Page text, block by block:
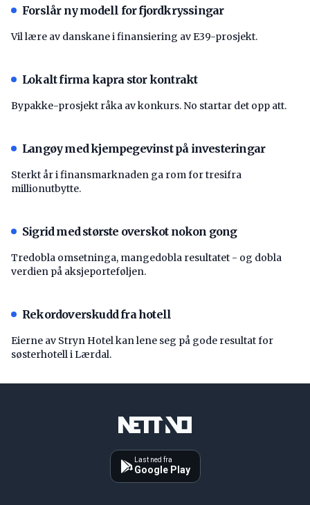
Forslår ny modell for fjordkryssingar
Vil lære av danskane i finansiering av E39-prosjekt.
Lokalt firma kapra stor kontrakt
Bypakke-prosjekt råka av konkurs. No startar det opp att.
Langøy med kjempegevinst på investeringar
Sterkt år i finansmarknaden ga rom for tresifra
millionutbytte.
Sigrid med største overskot nokon gong
Tredobla omsetninga, mangedobla resultatet - og dobla
verdien på aksjeporteføljen.
Rekordoverskudd fra hotell
Eierne av Stryn Hotel kan lene seg på gode resultat for
søsterhotell i Lærdal.
Last ned fra
Google Play